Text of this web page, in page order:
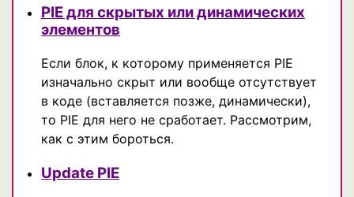
PIE для скрытых или динамических
элементов
Если блок, к которому применяется PIE
изначально скрыт или вообще отсутствует
в коде (вставляется позже, динамически),
то PIE для него не сработает. Рассмотрим,
как с этим бороться.
Update PIE